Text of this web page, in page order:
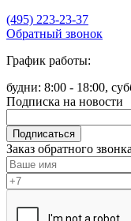
(495) 223-23-37
Обратный звонок
График работы:
будни: 8:00 - 18:00,
Подписка на новости
Подписаться
Заказ обратного звонка